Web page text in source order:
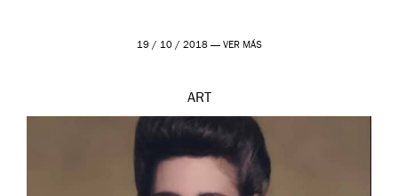
19 / 10 / 2018 — VER MÁS
ART